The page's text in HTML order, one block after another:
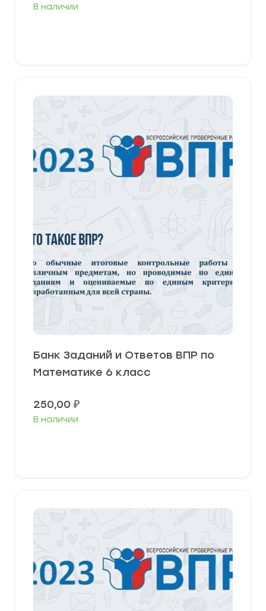
В наличии
Банк Заданий и Ответов ВПР по
Математике 6 класс
250,00 ₽
В наличии